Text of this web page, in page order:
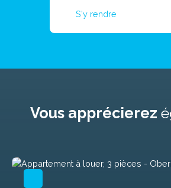
S'y rendre
Vous apprécierez